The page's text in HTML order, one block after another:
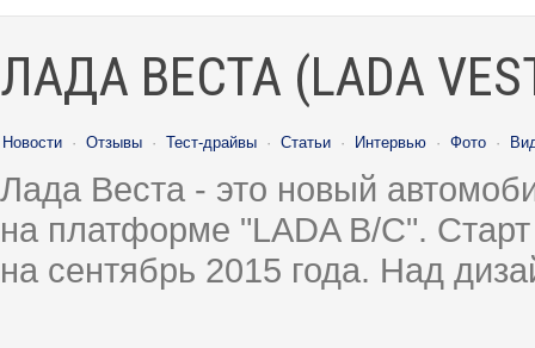
ЛАДА ВЕСТА (LADA
Новости · Отзывы · Тест-драйвы · Статьи · Интервью · Фото ·
Лада Веста - это новый
на платформе "LADA B/C".
на сентябрь 2015 года. Над